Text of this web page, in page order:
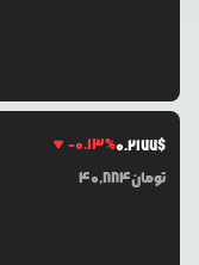
-0.13%0.2177$
40,884تومان